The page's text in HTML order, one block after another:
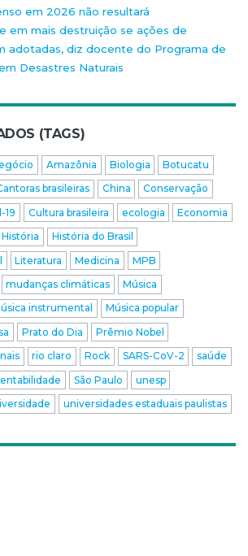
em 2026 não resultará
em mais destruição se ações de
adotadas, diz docente do Programa de
Desastres Naturais
(TAGS)
Amazônia Biologia
Botucatu
brasileiras China
Conservação
19 Cultura brasileira ecologia
Economia
História
História do Brasil
Literatura Medicina
MPB
mudanças climáticas
Música
instrumental
Música popular
Prato do Dia
Prêmio Nobel
rio claro Rock SARS-CoV-2
saúde
São Paulo
unesp
universidades estaduais paulistas